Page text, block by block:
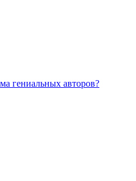
гениальных авторов?